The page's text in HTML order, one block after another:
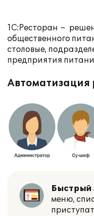
1С:Ресторан –
общественного
столовые,
предприятия
Автоматизация
Быстрый
меню,